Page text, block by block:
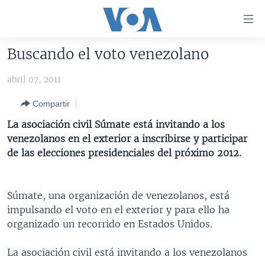
accesibilidad
principal
Salte
al
navegador
búsqueda
AMÉRICA DEL NORTE
EEUU
MÉXICO
HAITÍ
ELECCIONES EEUU 2024
ELECCIONES EEUU
VOTO DIVIDIDO
VOA VERIFICA
VOA VERIFICA UCRANIA/RUSIA
VOA VERIFICA INMIGRACIÓN
AMÉRICA LATINA
ARGENTINA
CHILE
PERÚ
ECUADOR
CHINA EN AMÉRICA LATINA
EL SALVADOR
GUATEMALA
HONDURAS
OTRAS SECCIONES
INMIGRACIÓN
LIBERTAD DE PRENSA
MUNDO
ESPECIALES DE LA VOA
LIBERTAD DE PRENSA
UCRANIA
Buscando el voto venezolano
abril 07, 2011
Compartir
La asociación civil Súmate está invitando a los
venezolanos en el exterior a inscribirse y participar
de las elecciones presidenciales del próximo 2012.
Súmate, una organización de venezolanos, está
impulsando el voto en el exterior y para ello ha
organizado un recorrido en Estados Unidos.
La asociación civil está invitando a los venezolanos